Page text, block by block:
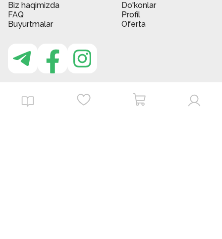
Biz haqimizda
Do'konlar
FAQ
Profil
Buyurtmalar
Oferta
MBG do'kon ilovasi